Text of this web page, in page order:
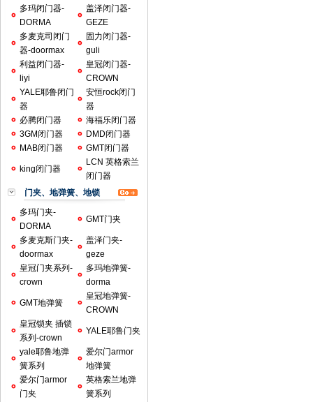
多玛闭门器-
DORMA
盖泽闭门器-
GEZE
多麦克司闭门
器-doormax
固力闭门器-
guli
利益闭门器-
liyi
皇冠闭门器-
CROWN
YALE耶鲁闭门
器
安恒rock闭门
器
必腾闭门器
海福乐闭门器
3GM闭门器
DMD闭门器
MAB闭门器
GMT闭门器
king闭门器
LCN 英格索兰
闭门器
门夹、地弹簧、地锁
多玛门夹-
DORMA
GMT门夹
多麦克斯门夹-
doormax
盖泽门夹-
geze
皇冠门夹系列-
crown
多玛地弹簧-
dorma
GMT地弹簧
皇冠地弹簧-
CROWN
皇冠锁夹 插锁
系列-crown
YALE耶鲁门夹
yale耶鲁地弹
簧系列
爱尔门armor
地弹簧
爱尔门armor
门夹
英格索兰地弹
簧系列